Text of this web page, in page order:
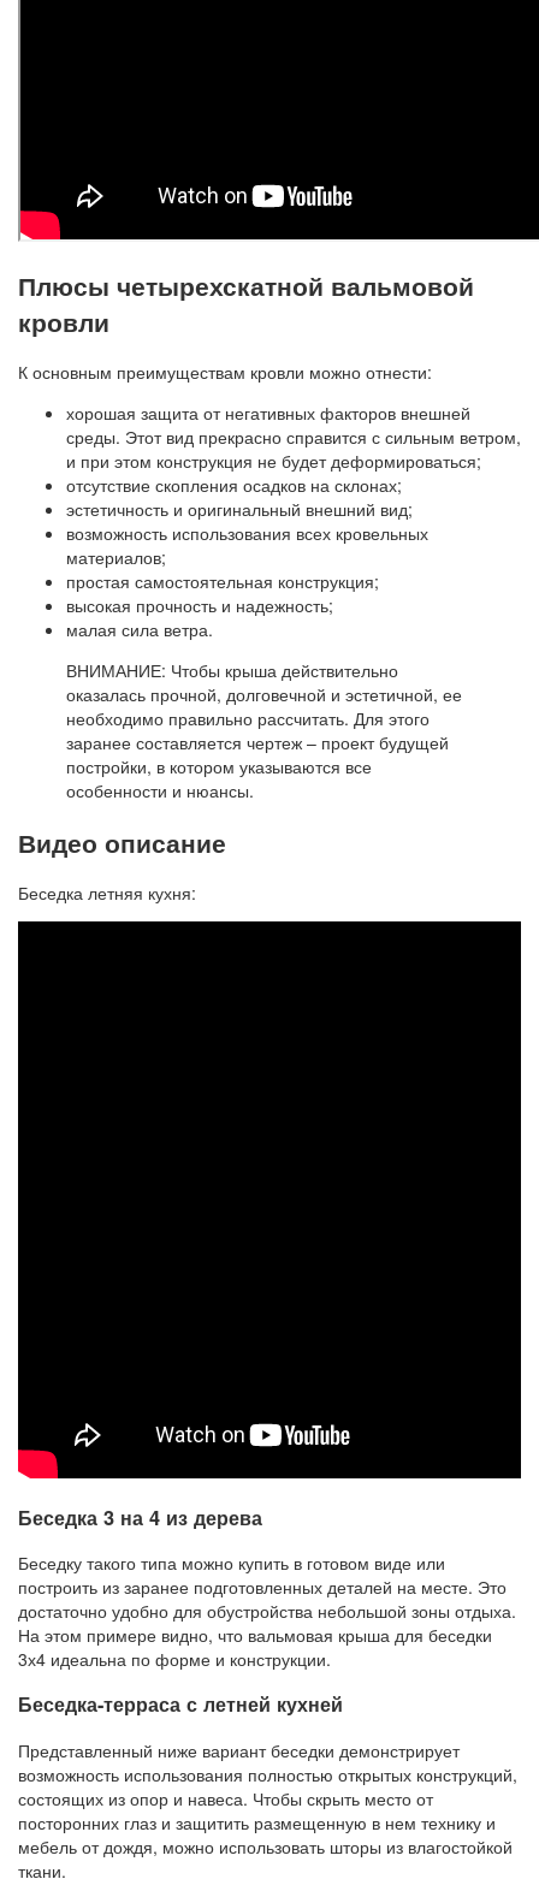
Плюсы четырехскатной вальмовой
кровли
К основным преимуществам кровли можно отнести:
хорошая защита от негативных факторов внешней
среды. Этот вид прекрасно справится с сильным ветром,
и при этом конструкция не будет деформироваться;
отсутствие скопления осадков на склонах;
эстетичность и оригинальный внешний вид;
возможность использования всех кровельных
материалов;
простая самостоятельная конструкция;
высокая прочность и надежность;
малая сила ветра.
ВНИМАНИЕ: Чтобы крыша действительно
оказалась прочной, долговечной и эстетичной, ее
необходимо правильно рассчитать. Для этого
заранее составляется чертеж – проект будущей
постройки, в котором указываются все
особенности и нюансы.
Видео описание
Беседка летняя кухня:
Беседка 3 на 4 из дерева
Беседку такого типа можно купить в готовом виде или
построить из заранее подготовленных деталей на месте. Это
достаточно удобно для обустройства небольшой зоны отдыха.
На этом примере видно, что вальмовая крыша для беседки
3х4 идеальна по форме и конструкции.
Беседка-терраса с летней кухней
Представленный ниже вариант беседки демонстрирует
возможность использования полностью открытых конструкций,
состоящих из опор и навеса. Чтобы скрыть место от
посторонних глаз и защитить размещенную в нем технику и
мебель от дождя, можно использовать шторы из влагостойкой
ткани.